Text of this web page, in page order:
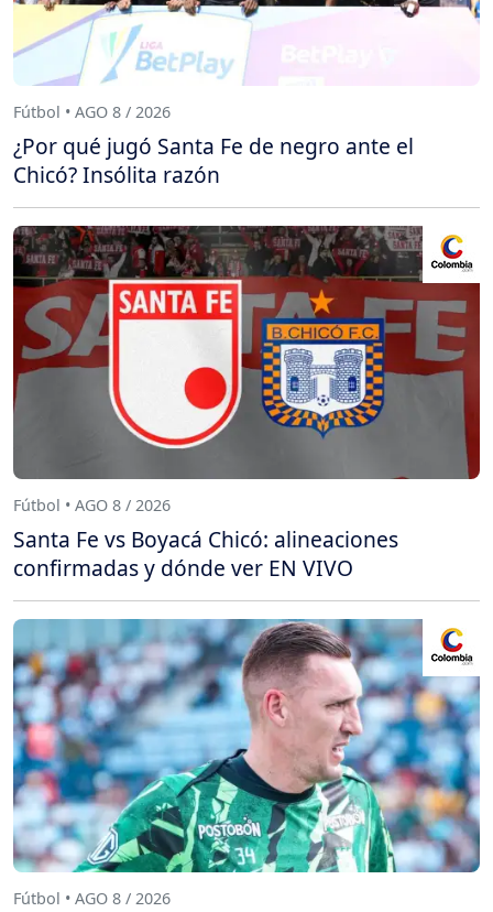
Fútbol • AGO 8 / 2026
¿Por qué jugó Santa Fe de negro ante el
Chicó? Insólita razón
Fútbol • AGO 8 / 2026
Santa Fe vs Boyacá Chicó: alineaciones
confirmadas y dónde ver EN VIVO
Fútbol • AGO 8 / 2026